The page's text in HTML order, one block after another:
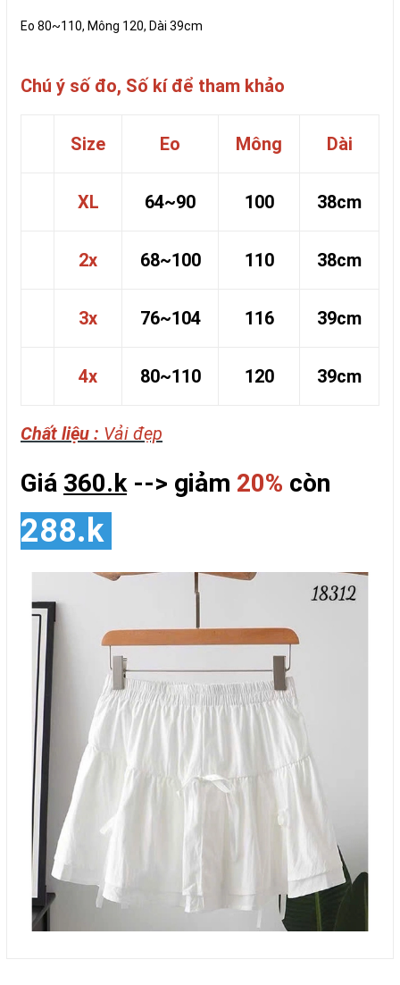
Eo 80~110, Mông 120, Dài 39cm
Chú ý số đo, Số kí để tham khảo
Size Eo Mông Dài
XL 64~90 100 38cm
2x 68~100 110 38cm
3x 76~104 116 39cm
4x 80~110 120 39cm
Chất liệu : Vải đẹp
Giá 360.k--> giảm 20% còn
288.k